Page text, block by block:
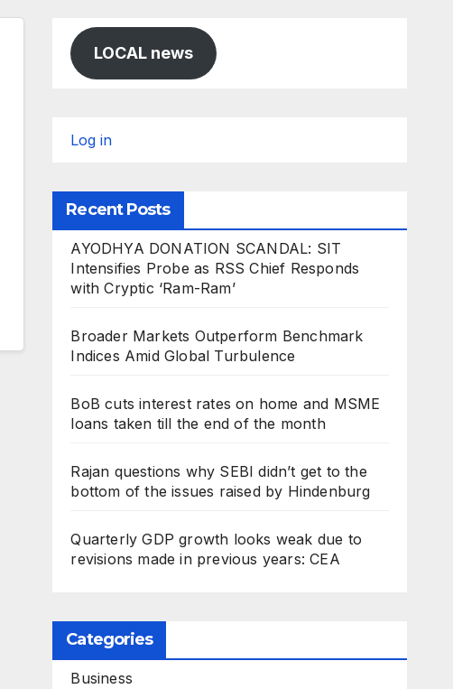
LOCAL news
Log in
Recent Posts
AYODHYA DONATION SCANDAL: SIT
Intensifies Probe as RSS Chief Responds
with Cryptic ‘Ram-Ram’
Broader Markets Outperform Benchmark
Indices Amid Global Turbulence
BoB cuts interest rates on home and MSME
loans taken till the end of the month
Rajan questions why SEBI didn’t get to the
bottom of the issues raised by Hindenburg
Quarterly GDP growth looks weak due to
revisions made in previous years: CEA
Categories
Business